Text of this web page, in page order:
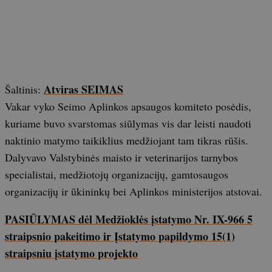
Šaltinis: Atviras SEIMAS
Vakar vyko Seimo Aplinkos apsaugos komiteto posėdis,
kuriame buvo svarstomas siūlymas vis dar leisti naudoti
naktinio matymo taikiklius medžiojant tam tikras rūšis.
Dalyvavo Valstybinės maisto ir veterinarijos tarnybos
specialistai, medžiotojų organizacijų, gamtosaugos
organizacijų ir ūkininkų bei Aplinkos ministerijos atstovai.
PASIŪLYMAS dėl Medžioklės įstatymo Nr. IX-966 5
straipsnio pakeitimo ir Įstatymo papildymo 15(1)
straipsniu įstatymo projekto